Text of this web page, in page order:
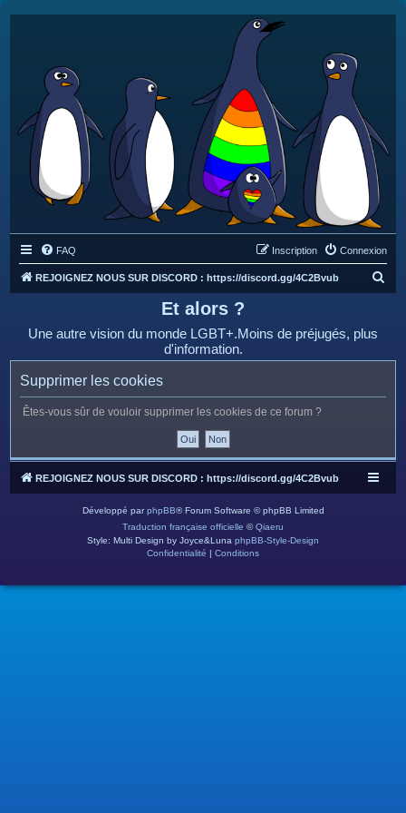
FAQ Connexion
Inscription
REJOIGNEZ NOUS SUR DISCORD : https://discord.gg/4C2Bvub
e
Et alors ?
Une autre vision du monde LGBT+.Moins de préjugés, plus
d'information.
Supprimer les cookies
Êtes-vous sûr de vouloir supprimer les cookies de ce forum ?
REJOIGNEZ NOUS SUR DISCORD : https://discord.gg/4C2Bvub
Développé parphpBB® Forum Software © phpBB Limited
Traduction française officielle ©Qiaeru
Style: Multi Design by Joyce&Luna phpBB-Style-Design
Confidentialité | Conditions